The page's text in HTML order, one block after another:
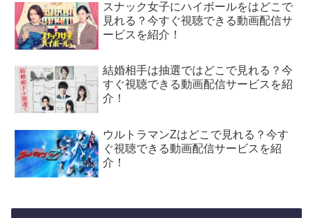
スナック女子にハイボールをはどこで
見れる？今すぐ視聴できる動画配信サ
ービスを紹介！
結婚相手は抽選ではどこで見れる？今
すぐ視聴できる動画配信サービスを紹
介！
ウルトラマンZはどこで見れる？今す
ぐ視聴できる動画配信サービスを紹
介！